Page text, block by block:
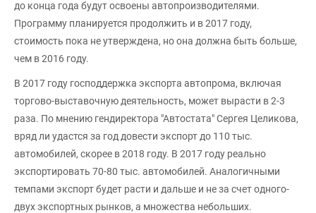
до конца года будут освоены автопроизводителями.
Программу планируется продолжить и в 2017 году,
стоимость пока не утверждена, но она должна быть больше,
чем в 2016 году.
В 2017 году господдержка экспорта автопрома, включая
торгово-выставочную деятельность, может вырасти в 2-3
раза. По мнению гендиректора "Автостата" Сергея Целикова,
вряд ли удастся за год довести экспорт до 110 тыс.
автомобилей, скорее в 2018 году. В 2017 году реально
экспортировать 70-80 тыс. автомобилей. Аналогичными
темпами экспорт будет расти и дальше и не за счет одного-
двух экспортных рынков, а множества небольших.